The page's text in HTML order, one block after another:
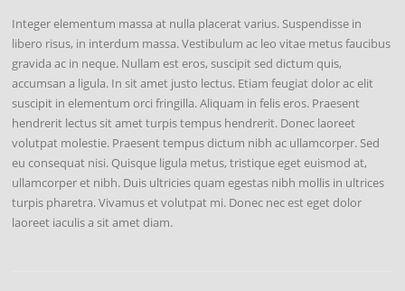
Integer elementum massa at nulla placerat varius. Suspendisse in
libero risus, in interdum massa. Vestibulum ac leo vitae metus faucibus
gravida ac in neque. Nullam est eros, suscipit sed dictum quis,
accumsan a ligula. In sit amet justo lectus. Etiam feugiat dolor ac elit
suscipit in elementum orci fringilla. Aliquam in felis eros. Praesent
hendrerit lectus sit amet turpis tempus hendrerit. Donec laoreet
volutpat molestie. Praesent tempus dictum nibh ac ullamcorper. Sed
eu consequat nisi. Quisque ligula metus, tristique eget euismod at,
ullamcorper et nibh. Duis ultricies quam egestas nibh mollis in ultrices
turpis pharetra. Vivamus et volutpat mi. Donec nec est eget dolor
laoreet iaculis a sit amet diam.